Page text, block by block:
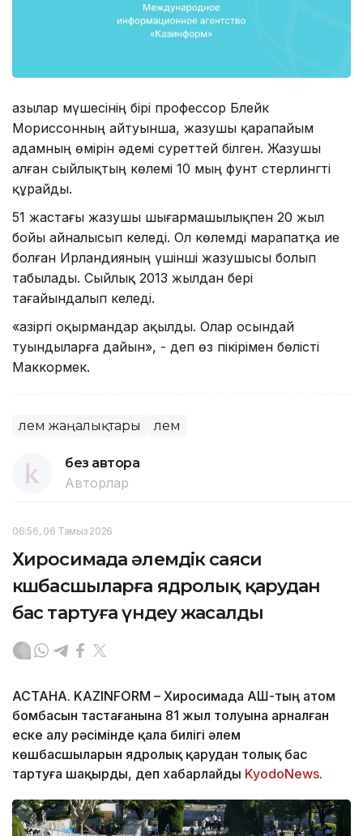
Қазылар мүшесінің бірі профессор Блейк
Мориссонның айтуынша, жазушы қарапайым
адамның өмірін әдемі суреттей білген. Жазушы
алған сыйлықтың көлемі 10 мың фунт стерлингті
құрайды.
51 жастағы жазушы шығармашылықпен 20 жыл
бойы айналысып келеді. Ол көлемді марапатқа ие
болған Ирландияның үшінші жазушысы болып
табылады. Сыйлық 2013 жылдан бері
тағайындалып келеді.
«Қазіргі оқырмандар ақылды. Олар осындай
туындыларға дайын», - деп өз пікірімен бөлісті
Маккормек.
Әлем жаңалықтары Әлем
без автора
Авторлар
06:56, 06 Тамыз 2026
Хиросимада әлемдік саяси
көшбасшыларға ядролық қарудан
бас тартуға үндеу жасалды
АСТАНА. KAZINFORM – Хиросимада АҚШ-тың атом
бомбасын тастағанына 81 жыл толуына арналған
еске алу рәсімінде қала билігі әлем
көшбасшыларын ядролық қарудан толық бас
тартуға шақырды, деп хабарлайды KyodoNews.